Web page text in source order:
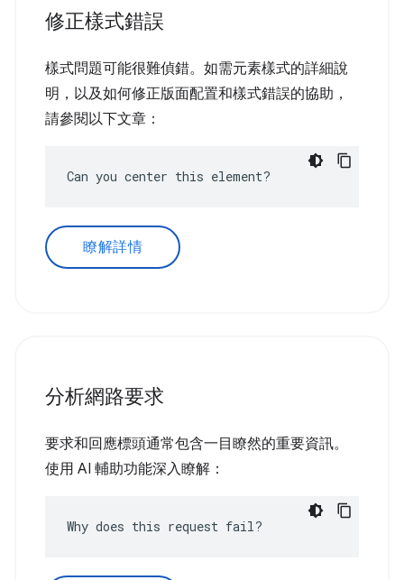
修正樣式錯誤
樣式問題可能很難偵錯。如需元素樣式的詳細說
明，以及如何修正版面配置和樣式錯誤的協助，
請參閱以下文章：
Can you center this element?
瞭解詳情
分析網路要求
要求和回應標頭通常包含一目瞭然的重要資訊。
使用 AI 輔助功能深入瞭解：
Why does this request fail?